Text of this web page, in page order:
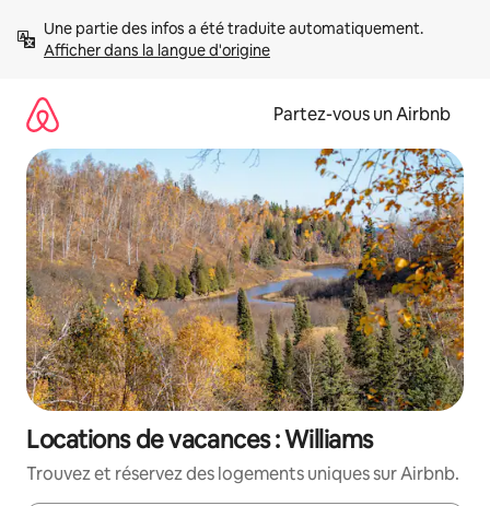
directement
Afficher dans la langue d'origine
Partez-vous un Airbnb
Locations de vacances : Williams
Trouvez et réservez des logements uniques sur Airbnb.